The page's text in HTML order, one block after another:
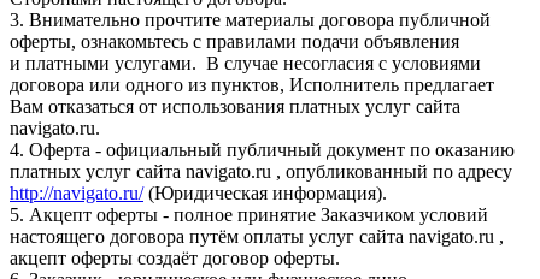
3. Внимательно прочтите материалы договора публичной
оферты, ознакомьтесь с правилами подачи объявления
и платными услугами. В случае несогласия с условиями
договора или одного из пунктов, Исполнитель предлагает
Вам отказаться от использования платных услуг сайта
navigato.ru.
4. Оферта - официальный публичный документ по оказанию
платных услуг сайта navigato.ru , опубликованный по адресу
http://navigato.ru/(Юридическая информация).
5. Акцепт оферты - полное принятие Заказчиком условий
настоящего договора путём оплаты услуг сайта navigato.ru ,
акцепт оферты создаёт договор оферты.